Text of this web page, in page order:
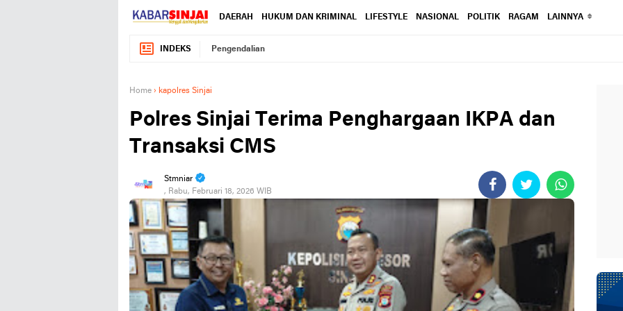
DAERAH HUKUM DAN KRIMINAL LIFESTYLE NASIONAL POLITIK RAGAM LAINNYA
INDEKS Pengendalian
Home › kapolres Sinjai
Polres Sinjai Terima Penghargaan IKPA dan
Transaksi CMS
Stmniar
, Rabu, Februari 18, 2026 WIB